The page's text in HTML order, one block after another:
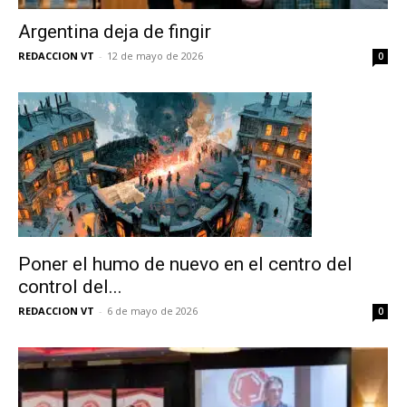
Argentina deja de fingir
REDACCION VT - 12 de mayo de 2026 0
Poner el humo de nuevo en el centro del
control del...
REDACCION VT - 6 de mayo de 2026 0